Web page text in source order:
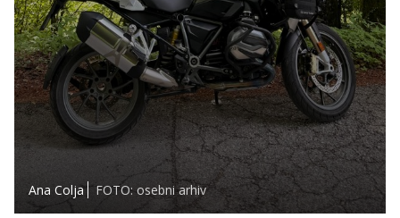
Ana Colja FOTO: osebni arhiv